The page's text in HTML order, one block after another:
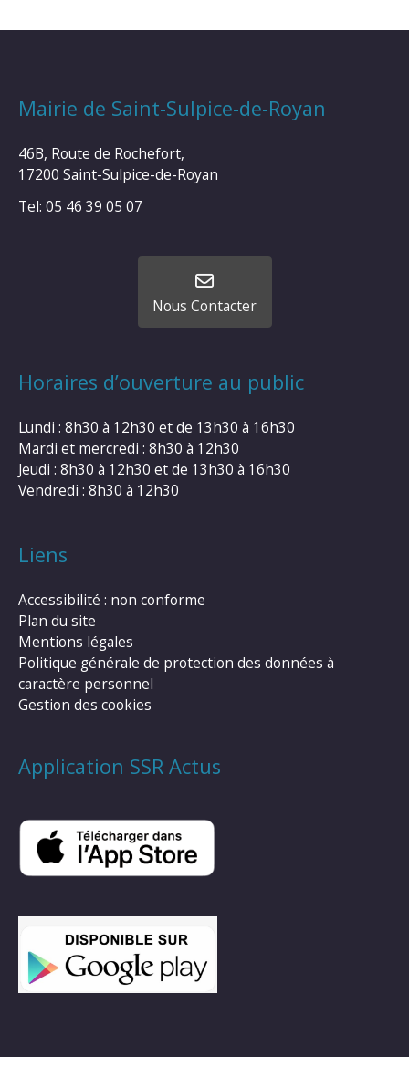
Mairie de Saint-Sulpice-de-Royan
46B, Route de Rochefort,
17200 Saint-Sulpice-de-Royan
Tel: 05 46 39 05 07
Nous Contacter
Horaires d’ouverture au public
Lundi : 8h30 à 12h30 et de 13h30 à 16h30
Mardi et mercredi : 8h30 à 12h30
Jeudi : 8h30 à 12h30 et de 13h30 à 16h30
Vendredi : 8h30 à 12h30
Liens
Accessibilité : non conforme
Plan du site
Mentions légales
Politique générale de protection des données à
caractère personnel
Gestion des cookies
Application SSR Actus